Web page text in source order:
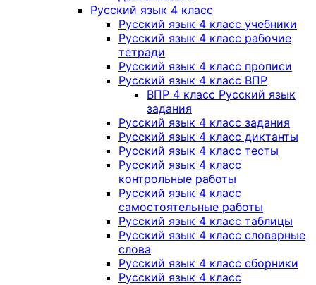
Русский язык 4 класс
Русский язык 4 класс учебники
Русский язык 4 класс рабочие
тетради
Русский язык 4 класс прописи
Русский язык 4 класс ВПР
ВПР 4 класс Русский язык
задания
Русский язык 4 класс задания
Русский язык 4 класс диктанты
Русский язык 4 класс тесты
Русский язык 4 класс
контрольные работы
Русский язык 4 класс
самостоятельные работы
Русский язык 4 класс таблицы
Русский язык 4 класс словарные
слова
Русский язык 4 класс сборники
Русский язык 4 класс